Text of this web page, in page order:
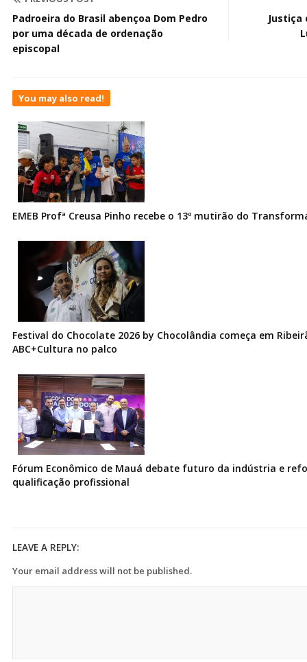
Padroeira do Brasil abençoa Dom Pedro
por uma década de ordenação
episcopal
Justiça
You may also read!
EMEB Profª Creusa Pinho recebe o 13º mutirão do
Festival do Chocolate 2026 by Chocolândia começa em
ABC+Cultura no palco
Fórum Econômico de Mauá debate futuro da indústria e
qualificação profissional
LEAVE A REPLY:
Your email address will not be published.